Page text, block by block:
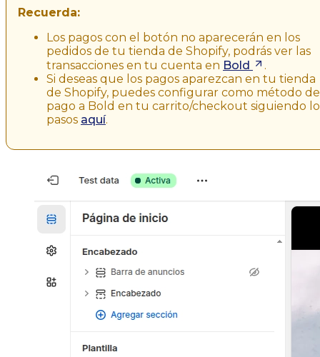
Recuerda:
Los pagos con el botón no aparecerán en los
pedidos de tu tienda de Shopify, podrás ver las
transacciones en tu cuenta en Bold
.
Si deseas que los pagos aparezcan en tu tienda
de Shopify, puedes configurar como método de
pago a Bold en tu carrito/checkout siguiendo
pasos aquí.